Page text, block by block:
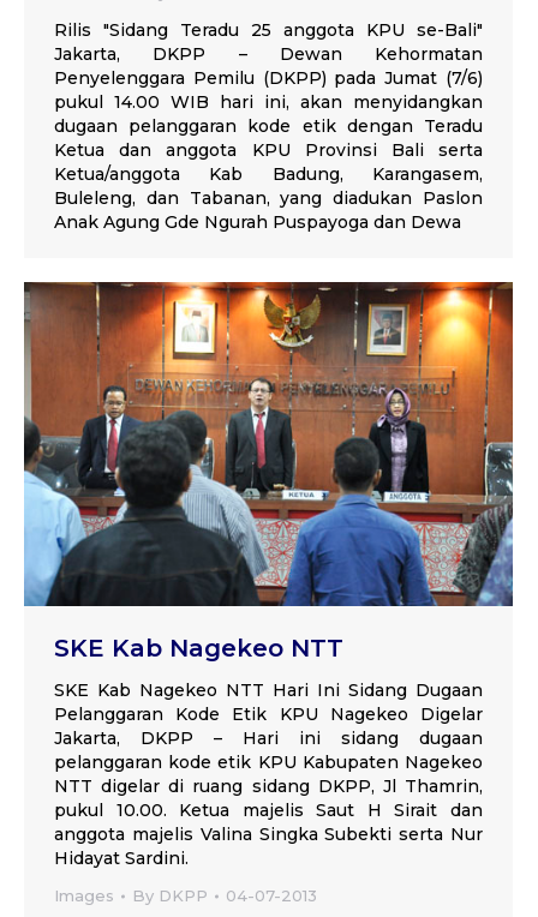
Rilis "Sidang Teradu 25 anggota KPU se-Bali"
Jakarta, DKPP – Dewan Kehormatan
Penyelenggara Pemilu (DKPP) pada Jumat (7/6)
pukul 14.00 WIB hari ini, akan menyidangkan
dugaan pelanggaran kode etik dengan Teradu
Ketua dan anggota KPU Provinsi Bali serta
Ketua/anggota Kab Badung, Karangasem,
Buleleng, dan Tabanan, yang diadukan Paslon
Anak Agung Gde Ngurah Puspayoga dan Dewa
SKE Kab Nagekeo NTT
SKE Kab Nagekeo NTT Hari Ini Sidang Dugaan
Pelanggaran Kode Etik KPU Nagekeo Digelar
Jakarta, DKPP – Hari ini sidang dugaan
pelanggaran kode etik KPU Kabupaten Nagekeo
NTT digelar di ruang sidang DKPP, Jl Thamrin,
pukul 10.00. Ketua majelis Saut H Sirait dan
anggota majelis Valina Singka Subekti serta Nur
Hidayat Sardini.
Images By DKPP 04-07-2013